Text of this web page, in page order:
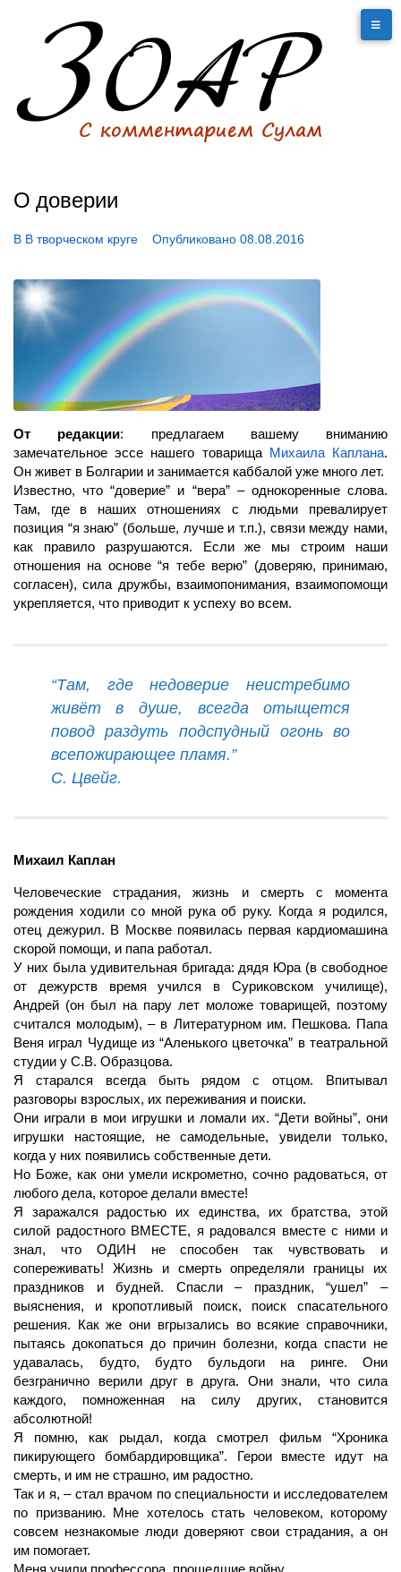
О доверии
В В творческом круге Опубликовано 08.08.2016
От редакции: предлагаем вашему вниманию
замечательное эссе нашего товарища Михаила Каплана.
Он живет в Болгарии и занимается каббалой уже много лет.
Известно, что “доверие” и “вера” – однокоренные слова.
Там, где в наших отношениях с людьми превалирует
позиция “я знаю” (больше, лучше и т.п.), связи между нами,
как правило разрушаются. Если же мы строим наши
отношения на основе “я тебе верю” (доверяю, принимаю,
согласен), сила дружбы, взаимопонимания, взаимопомощи
укрепляется, что приводит к успеху во всем.
“Там, где недоверие неистребимо
живёт в душе, всегда отыщется
повод раздуть подспудный огонь во
всепожирающее пламя.”
С. Цвейг.
Михаил Каплан
Человеческие страдания, жизнь и смерть с момента
рождения ходили со мной рука об руку. Когда я родился,
отец дежурил. В Москве появилась первая кардиомашина
скорой помощи, и папа работал.
У них была удивительная бригада: дядя Юра (в свободное
от дежурств время учился в Суриковском училище),
Андрей (он был на пару лет моложе товарищей, поэтому
считался молодым), – в Литературном им. Пешкова. Папа
Веня играл Чудище из “Аленького цветочка” в театральной
студии у С.В. Образцова.
Я старался всегда быть рядом с отцом. Впитывал
разговоры взрослых, их переживания и поиски.
Они играли в мои игрушки и ломали их. “Дети войны”, они
игрушки настоящие, не самодельные, увидели только,
когда у них появились собственные дети.
Но Боже, как они умели искрометно, сочно радоваться, от
любого дела, которое делали вместе!
Я заражался радостью их единства, их братства, этой
силой радостного ВМЕСТЕ, я радовался вместе с ними и
знал, что ОДИН не способен так чувствовать и
сопереживать! Жизнь и смерть определяли границы их
праздников и будней. Спасли – праздник, “ушел” –
выяснения, и кропотливый поиск, поиск спасательного
решения. Как же они вгрызались во всякие справочники,
пытаясь докопаться до причин болезни, когда спасти не
удавалась, будто, будто бульдоги на ринге. Они
безгранично верили друг в друга. Они знали, что сила
каждого, помноженная на силу других, становится
абсолютной!
Я помню, как рыдал, когда смотрел фильм “Хроника
пикирующего бомбардировщика”. Герои вместе идут на
смерть, и им не страшно, им радостно.
Так и я, – стал врачом по специальности и исследователем
по призванию. Мне хотелось стать человеком, которому
совсем незнакомые люди доверяют свои страдания, а он
им помогает.
Меня учили профессора, прошедшие войну.